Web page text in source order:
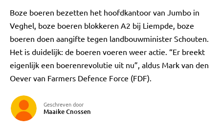
Boze boeren bezetten het hoofdkantoor van Jumbo in
Veghel, boze boeren blokkeren A2 bij Liempde, boze
boeren doen aangifte tegen landbouwminister Schouten.
Het is duidelijk: de boeren voeren weer actie. “Er breekt
eigenlijk een boerenrevolutie uit nu”, aldus Mark van den
Oever van Farmers Defence Force (FDF).
Geschreven door
Maaike Cnossen